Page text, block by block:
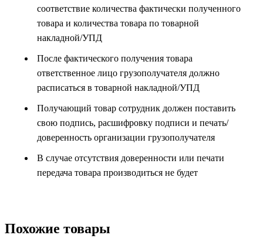
соответствие количества фактически полученного
товара и количества товара по товарной
накладной/УПД
После фактического получения товара
ответственное лицо грузополучателя должно
расписаться в товарной накладной/УПД
Получающий товар сотрудник должен поставить
свою подпись, расшифровку подписи и печать/
доверенность организации грузополучателя
В случае отсутствия доверенности или печати
передача товара производиться не будет
Похожие товары